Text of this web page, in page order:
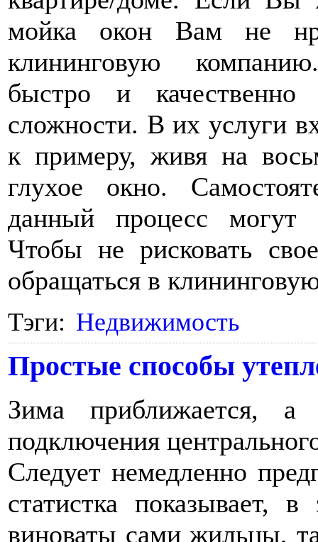
мойка окон Вам не
клининговую
быстро и качественно
сложности. В их услуги
к примеру, живя на
глухое окно.
данный процесс могут
Чтобы не рисковать
обращаться в
Тэги: Недвижимость
Простые способы
Зима приближается,
подключения
Следует немедленно
статистка показывает,
виноваты сами жильцы,